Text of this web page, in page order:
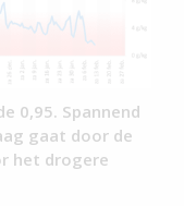
0,95. Spannend
gaat door de
het drogere